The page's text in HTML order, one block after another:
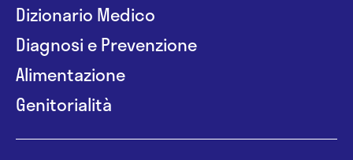
Dizionario Medico
Diagnosi e Prevenzione
Alimentazione
Genitorialità